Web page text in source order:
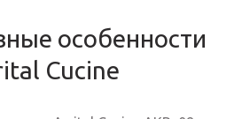
особенности
Cucine